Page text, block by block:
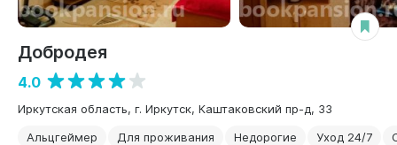
Добродея
4.0
Иркутская область, г. Иркутск, Каштаковский пр-д, 33
Альцгеймер
Для проживания Недорогие Уход 24/7